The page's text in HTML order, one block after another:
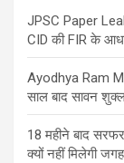
JPSC Paper Leak
CID की FIR के
Ayodhya Ram
साल बाद सावन
18 महीने बाद
क्यों नहीं मिलेगी